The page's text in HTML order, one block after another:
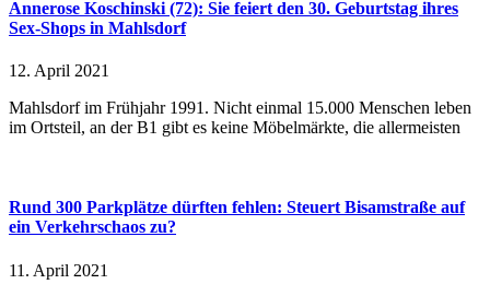
Annerose Koschinski (72): Sie feiert den 30. Geburtstag ihres
Sex-Shops in Mahlsdorf
12. April 2021
Mahlsdorf im Frühjahr 1991. Nicht einmal 15.000 Menschen leben
im Ortsteil, an der B1 gibt es keine Möbelmärkte, die allermeisten
Rund 300 Parkplätze dürften fehlen: Steuert Bisamstraße auf
ein Verkehrschaos zu?
11. April 2021